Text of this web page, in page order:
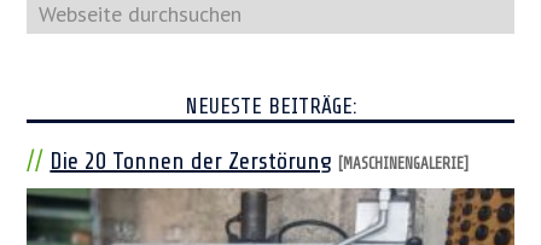
Webseite
durchsuchen
NEUESTE BEITRÄGE:
Die 20 Tonnen der Zerstörung [MASCHINENGALERIE]